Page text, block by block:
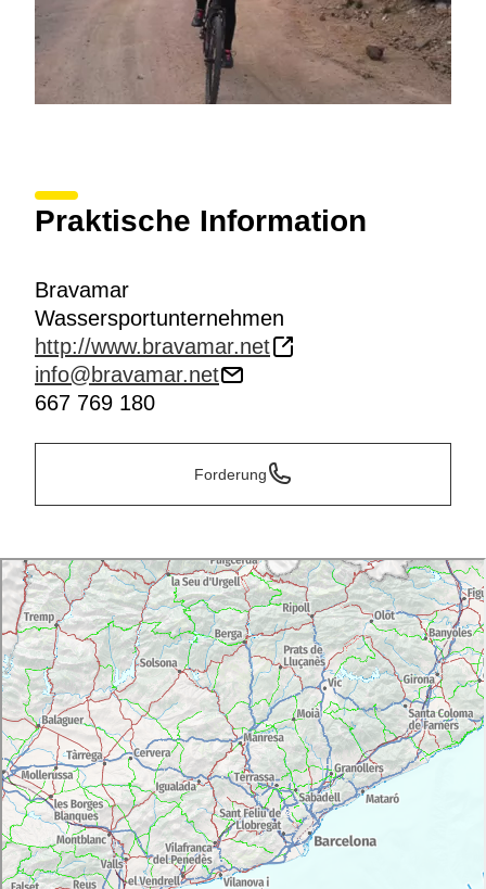
Praktische Information
Bravamar
Wassersportunternehmen
http://www.bravamar.net
info@bravamar.net
667 769 180
Forderung